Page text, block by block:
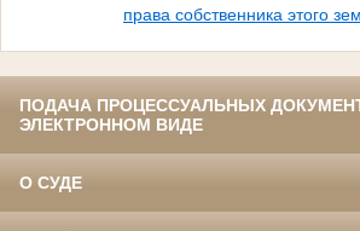
права собственника этого
ПОДАЧА ПРОЦЕССУАЛЬНЫХ
ЭЛЕКТРОННОМ ВИДЕ
О СУДЕ